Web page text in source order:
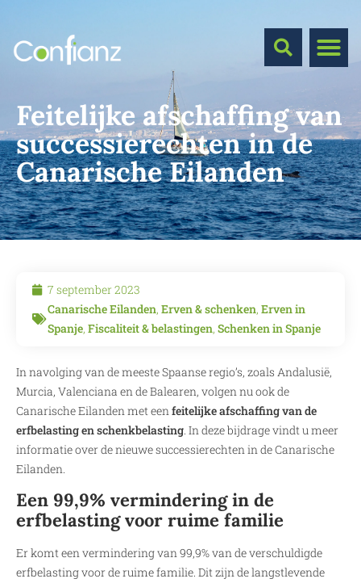
Feitelijke afschaffing van
successierechten in de
Canarische Eilanden
7 september 2023
Canarische Eilanden, Erven & schenken, Erven in
Spanje, Fiscaliteit & belastingen, Schenken in Spanje
In navolging van de meeste Spaanse regio’s, zoals Andalusië,
Murcia, Valenciana en de Balearen, volgen nu ook de
Canarische Eilanden met eenfeitelijke afschaffing van de
erfbelasting en schenkbelasting. In deze bijdrage vindt u meer
informatie over de nieuwe successierechten in de Canarische
Eilanden.
Een 99,9% vermindering in de
erfbelasting voor ruime familie
Er komt een vermindering van 99,9% van de verschuldigde
erfbelasting voor de ruime familie. Dit zijn de langstlevende